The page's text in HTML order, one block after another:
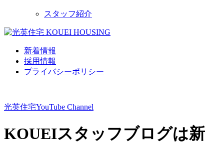
スタッフ紹介
新着情報
採用情報
プライバシーポリシー
光英住宅YouTube Channel
KOUEIスタッフブログは新